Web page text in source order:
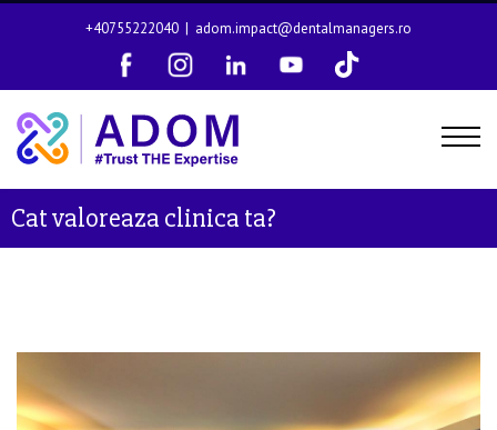
+40755222040 | adom.impact@dentalmanagers.ro
Cat valoreaza clinica ta?